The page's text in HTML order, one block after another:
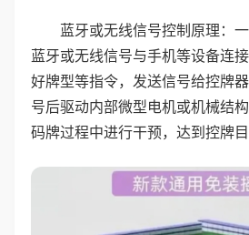
蓝牙或无线信号控制原理：
蓝牙或无线信号与手机等设备连
好牌型等指令，发送信号给控牌
号后驱动内部微型电机或机械结构
码牌过程中进行干预，达到控牌目